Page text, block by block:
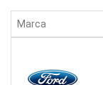
Marca